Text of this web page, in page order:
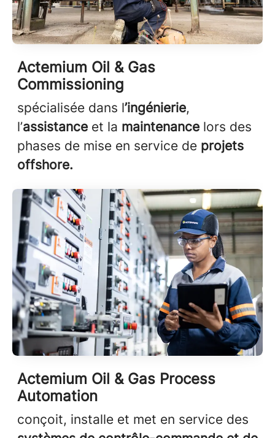
Actemium Oil & Gas
Commissioning
spécialisée dans l’ingénierie,
l’assistance et la maintenance lors des
phases de mise en service de projets
offshore.
Actemium Oil & Gas Process
Automation
conçoit, installe et met en service des